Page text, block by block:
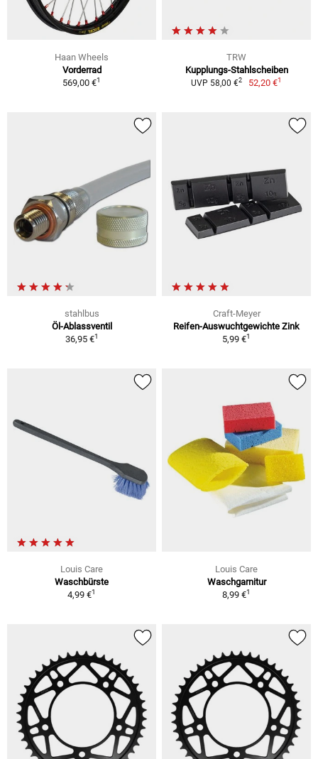
Haan Wheels
Vorderrad
569,00 €1
TRW
Kupplungs-Stahlscheiben
UVP 58,00 €2 52,20 €1
stahlbus
Öl-Ablassventil
36,95 €1
Craft-Meyer
Reifen-Auswuchtgewichte Zink
5,99 €1
Louis Care
Waschbürste
4,99 €1
Louis Care
Waschgarnitur
8,99 €1